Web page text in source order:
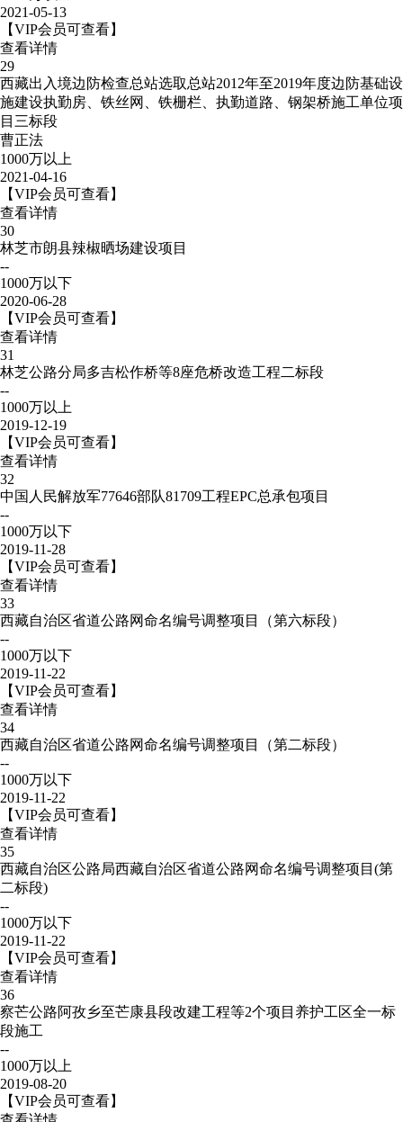
2021-05-13
【VIP会员可查看】
查看详情
29
西藏出入境边防检查总站选取总站2012年至2019年度边防基础设
施建设执勤房、铁丝网、铁栅栏、执勤道路、钢架桥施工单位项
目三标段
曹正法
1000万以上
2021-04-16
【VIP会员可查看】
查看详情
30
林芝市朗县辣椒晒场建设项目
--
1000万以下
2020-06-28
【VIP会员可查看】
查看详情
31
林芝公路分局多吉松作桥等8座危桥改造工程二标段
--
1000万以上
2019-12-19
【VIP会员可查看】
查看详情
32
中国人民解放军77646部队81709工程EPC总承包项目
--
1000万以下
2019-11-28
【VIP会员可查看】
查看详情
33
西藏自治区省道公路网命名编号调整项目（第六标段）
--
1000万以下
2019-11-22
【VIP会员可查看】
查看详情
34
西藏自治区省道公路网命名编号调整项目（第二标段）
--
1000万以下
2019-11-22
【VIP会员可查看】
查看详情
35
西藏自治区公路局西藏自治区省道公路网命名编号调整项目(第
二标段)
--
1000万以下
2019-11-22
【VIP会员可查看】
查看详情
36
察芒公路阿孜乡至芒康县段改建工程等2个项目养护工区全一标
段施工
--
1000万以上
2019-08-20
【VIP会员可查看】